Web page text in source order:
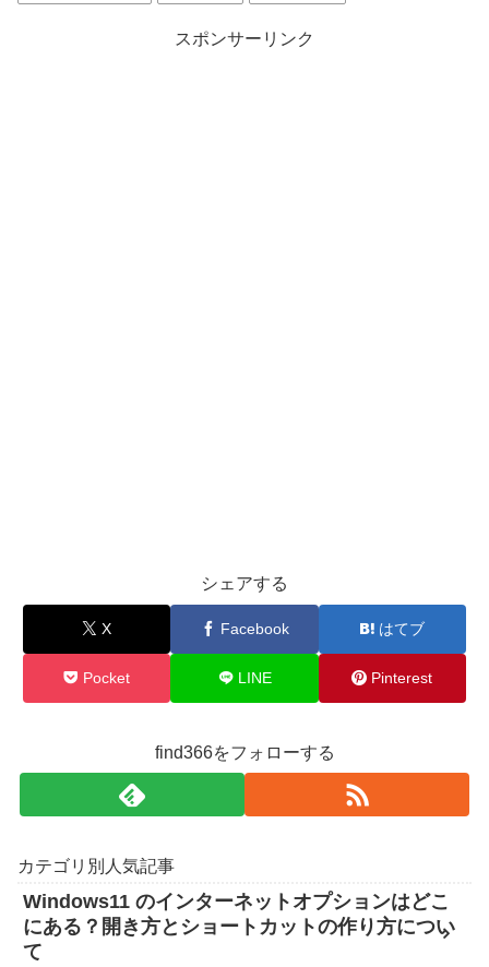
スポンサーリンク
シェアする
X Facebook はてブ
Pocket LINE Pinterest
find366をフォローする
カテゴリ別人気記事
Windows11 のインターネットオプションはどこ
にある？開き方とショートカットの作り方につい
て